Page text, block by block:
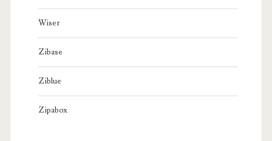
Wiser
Zibase
Ziblue
Zipabox